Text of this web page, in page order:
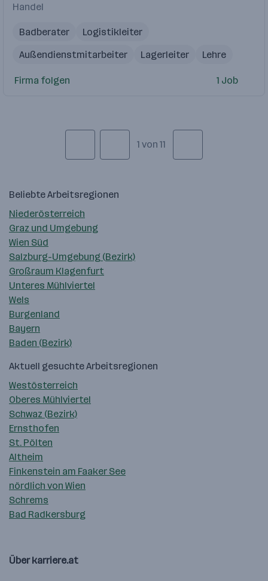
Handel
Badberater
Logistikleiter
Außendienstmitarbeiter
Lagerleiter Lehre
Firma folgen 1 Job
1 von 11
Beliebte Arbeitsregionen
Niederösterreich
Graz und Umgebung
Wien Süd
Salzburg-Umgebung (Bezirk)
Großraum Klagenfurt
Unteres Mühlviertel
Wels
Burgenland
Bayern
Baden (Bezirk)
Aktuell gesuchte Arbeitsregionen
Westösterreich
Oberes Mühlviertel
Schwaz (Bezirk)
Ernsthofen
St. Pölten
Altheim
Finkenstein am Faaker See
nördlich von Wien
Schrems
Bad Radkersburg
Über karriere.at